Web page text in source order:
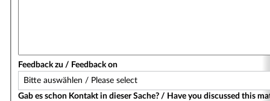
Feedback zu / Feedback on
Gab es schon Kontakt in dieser Sache? / Have you discussed this